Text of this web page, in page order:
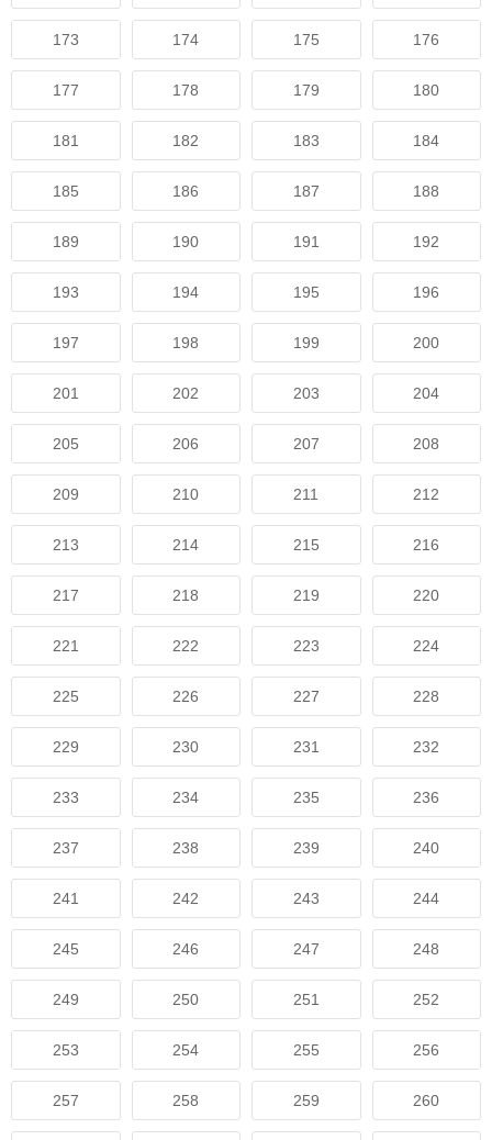
173 174 175 176
177 178 179 180
181 182 183 184
185 186 187 188
189 190 191 192
193 194 195 196
197 198 199 200
201 202 203 204
205 206 207 208
209 210 211 212
213 214 215 216
217 218 219 220
221 222 223 224
225 226 227 228
229 230 231 232
233 234 235 236
237 238 239 240
241 242 243 244
245 246 247 248
249 250 251 252
253 254 255 256
257 258 259 260